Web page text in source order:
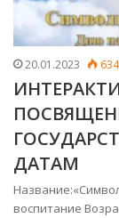
20.01.2023 634
ДАТАМ
воспитание